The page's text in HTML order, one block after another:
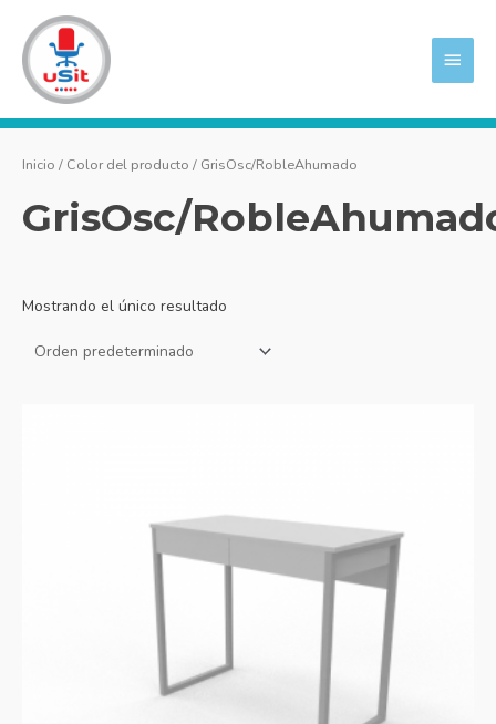
contenido
Inicio / Color del producto / GrisOsc/RobleAhumado
GrisOsc/
Mostrando el único resultado